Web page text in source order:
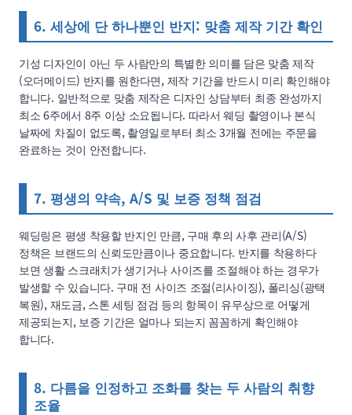
6. 세상에 단 하나뿐인 반지: 맞춤 제작 기간 확인
기성 디자인이 아닌 두 사람만의 특별한 의미를 담은 맞춤 제작
(오더메이드) 반지를 원한다면, 제작 기간을 반드시 미리 확인해야
합니다. 일반적으로 맞춤 제작은 디자인 상담부터 최종 완성까지
최소 6주에서 8주 이상 소요됩니다. 따라서 웨딩 촬영이나 본식
날짜에 차질이 없도록, 촬영일로부터 최소 3개월 전에는 주문을
완료하는 것이 안전합니다.
7. 평생의 약속, A/S 및 보증 정책 점검
웨딩링은 평생 착용할 반지인 만큼, 구매 후의 사후 관리(A/S)
정책은 브랜드의 신뢰도만큼이나 중요합니다. 반지를 착용하다
보면 생활 스크래치가 생기거나 사이즈를 조절해야 하는 경우가
발생할 수 있습니다. 구매 전 사이즈 조절(리사이징), 폴리싱(광택
복원), 재도금, 스톤 세팅 점검 등의 항목이 유무상으로 어떻게
제공되는지, 보증 기간은 얼마나 되는지 꼼꼼하게 확인해야
합니다.
8. 다름을 인정하고 조화를 찾는 두 사람의 취향
조율